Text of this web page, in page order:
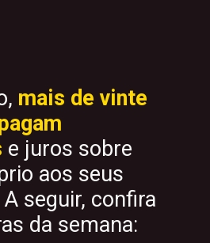
mais de vinte
e juros sobre
aos seus
seguir, confira
da semana: